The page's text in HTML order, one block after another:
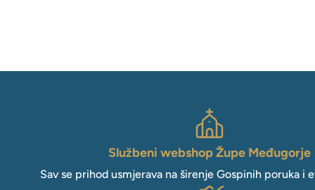
Službeni webshop Župe Međugorje
Sav se prihod usmjerava na širenje Gospinih poruka i